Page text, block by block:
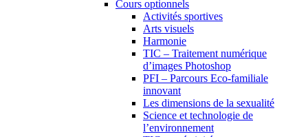
Cours optionnels
Activités sportives
Arts visuels
Harmonie
TIC – Traitement numérique
d’images Photoshop
PFI – Parcours Eco-familiale
innovant
Les dimensions de la sexualité
Science et technologie de
l’environnement